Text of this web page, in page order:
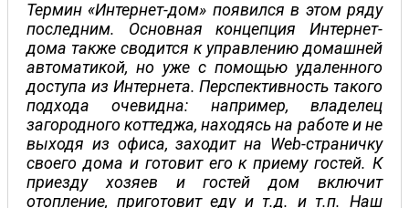
Термин «Интернет-дом» появился в этом ряду
последним. Основная концепция Интернет-
дома также сводится к управлению домашней
автоматикой, но уже с помощью удаленного
доступа из Интернета. Перспективность такого
подхода очевидна: например, владелец
загородного коттеджа, находясь на работе и не
выходя из офиса, заходит на Web-страничку
своего дома и готовит его к приему гостей. К
приезду хозяев и гостей дом включит
отопление, приготовит еду и т.д. и т.п. Наш